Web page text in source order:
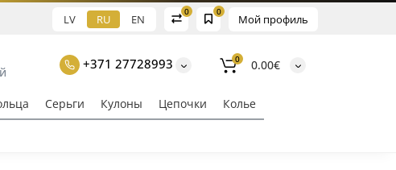
Мой профиль
0
0
LV RU EN
+371 27728993 0 0.00€
Серьги Кулоны Цепочки Колье